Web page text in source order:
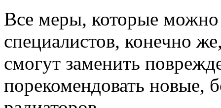
Все меры, которые
специалистов, конечно
смогут заменить
порекомендовать новые,